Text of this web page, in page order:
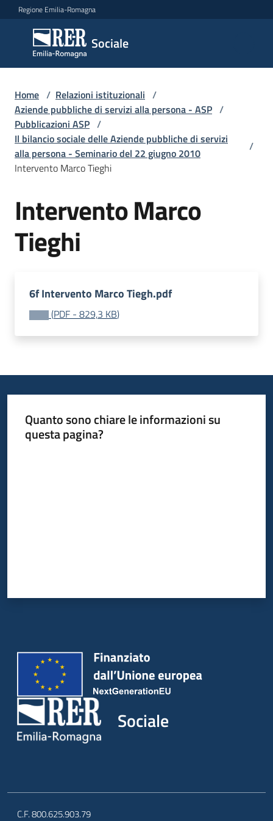
Vai al contenuto
Vai alla navigazione
Vai al footer
Regione Emilia-Romagna
Sociale
Sociale
Argomenti
Novità
Atti
Bandi
Piani
Programmi
Progetti
Home / Relazioni istituzionali /
Aziende pubbliche di servizi alla persona - ASP /
Pubblicazioni ASP /
Il bilancio sociale delle Aziende pubbliche di servizi
alla persona - Seminario del 22 giugno 2010
/
Intervento Marco Tieghi
Intervento Marco
Tieghi
6f Intervento Marco Tiegh.pdf
(PDF - 829,3 KB)
Quanto sono chiare le informazioni su
questa pagina?
Sociale
C.F. 800.625.903.79